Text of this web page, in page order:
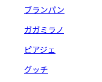
ブランパン
ガガミラノ
ピアジェ
グッチ